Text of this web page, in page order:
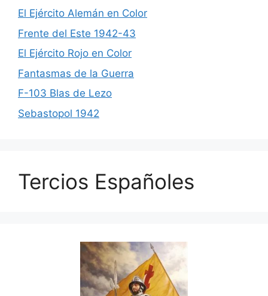
El Ejército Alemán en Color
Frente del Este 1942-43
El Ejército Rojo en Color
Fantasmas de la Guerra
F-103 Blas de Lezo
Sebastopol 1942
Tercios Españoles